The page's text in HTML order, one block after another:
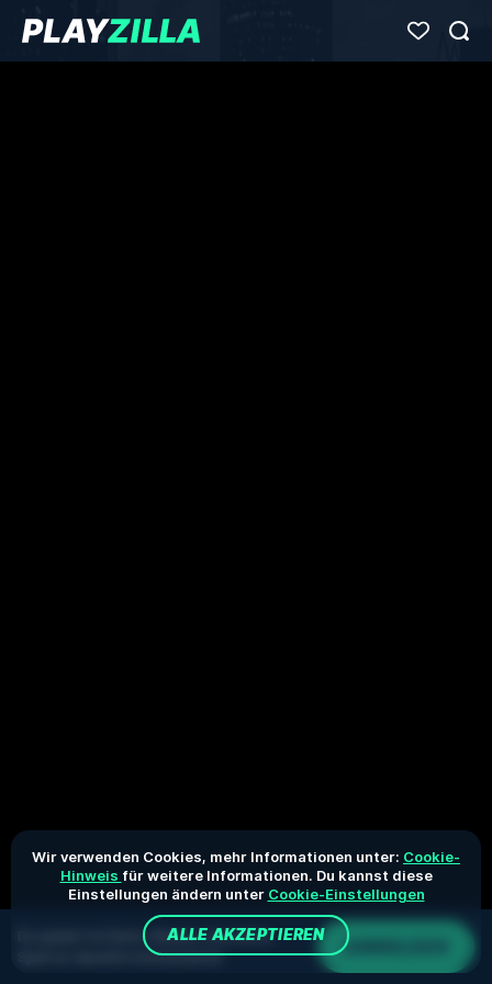
Du spielst im Demo-Modus. Das echte
Spiel ist deutlich interessanter
ANMELDEN
Wir verwenden Cookies, mehr Informationen unter: Cookie-
Hinweis für weitere Informationen. Du kannst diese
Einstellungen ändern unter Cookie-Einstellungen
ALLE AKZEPTIEREN